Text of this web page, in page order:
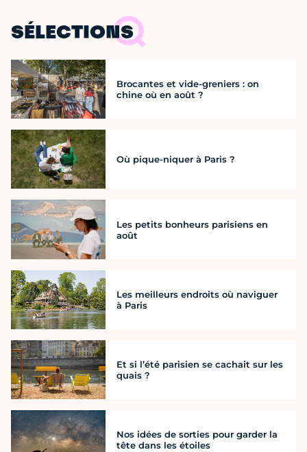
SÉLECTIONS
Brocantes et vide-greniers : on
chine où en août ?
Où pique-niquer à Paris ?
Les petits bonheurs parisiens en
août
Les meilleurs endroits où naviguer
à Paris
Et si l’été parisien se cachait sur les
quais ?
Nos idées de sorties pour garder la
tête dans les étoiles